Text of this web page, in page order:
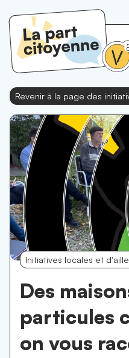
Revenir à la page des
Initiatives locales et
Des
particules
on vous